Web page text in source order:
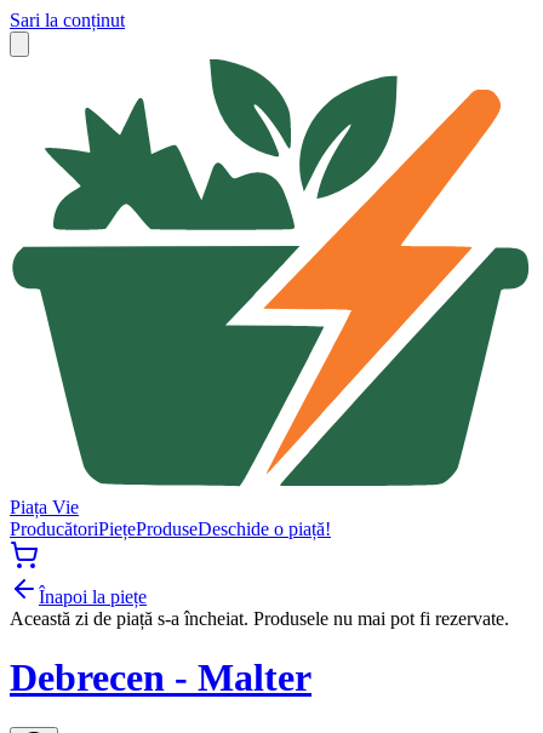
Sari la conținut
Piața Vie
ProducătoriPiețeProduseDeschide o piață!
Înapoi la piețe
Această zi de piață s-a încheiat. Produsele nu mai pot fi rezervate.
Debrecen - Malter